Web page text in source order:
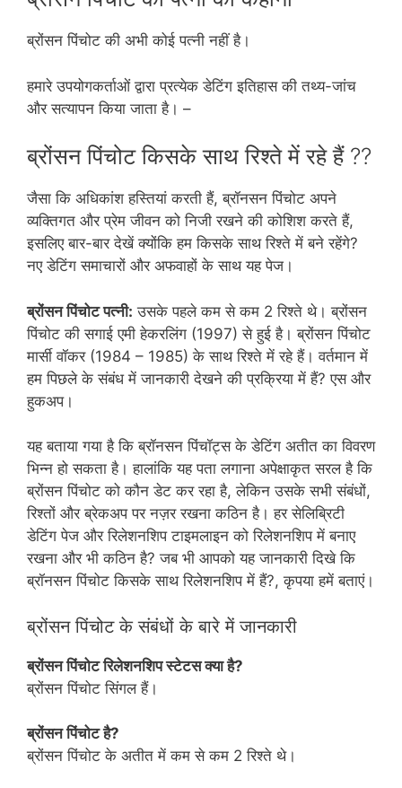
ब्रोंसन पिंचोट की अभी कोई पत्नी नहीं है।
हमारे उपयोगकर्ताओं द्वारा प्रत्येक डेटिंग इतिहास की तथ्य-जांच
और सत्यापन किया जाता है। –
ब्रोंसन पिंचोट किसके साथ रिश्ते में रहे हैं ??
जैसा कि अधिकांश हस्तियां करती हैं, ब्रॉनसन पिंचोट अपने
व्यक्तिगत और प्रेम जीवन को निजी रखने की कोशिश करते हैं,
इसलिए बार-बार देखें क्योंकि हम किसके साथ रिश्ते में बने रहेंगे?
नए डेटिंग समाचारों और अफवाहों के साथ यह पेज।
ब्रोंसन पिंचोट पत्नी: उसके पहले कम से कम 2 रिश्ते थे। ब्रोंसन
पिंचोट की सगाई एमी हेकरलिंग (1997) से हुई है। ब्रोंसन पिंचोट
मार्सी वॉकर (1984 – 1985) के साथ रिश्ते में रहे हैं। वर्तमान में
हम पिछले के संबंध में जानकारी देखने की प्रक्रिया में हैं? एस और
हुकअप।
यह बताया गया है कि ब्रॉनसन पिंचॉट्स के डेटिंग अतीत का विवरण
भिन्न हो सकता है। हालांकि यह पता लगाना अपेक्षाकृत सरल है कि
ब्रोंसन पिंचोट को कौन डेट कर रहा है, लेकिन उसके सभी संबंधों,
रिश्तों और ब्रेकअप पर नज़र रखना कठिन है। हर सेलिब्रिटी
डेटिंग पेज और रिलेशनशिप टाइमलाइन को रिलेशनशिप में बनाए
रखना और भी कठिन है? जब भी आपको यह जानकारी दिखे कि
ब्रॉनसन पिंचोट किसके साथ रिलेशनशिप में हैं?, कृपया हमें बताएं।
ब्रोंसन पिंचोट के संबंधों के बारे में जानकारी
ब्रोंसन पिंचोट रिलेशनशिप स्टेटस क्या है?
ब्रोंसन पिंचोट सिंगल हैं।
ब्रोंसन पिंचोट है?
ब्रोंसन पिंचोट के अतीत में कम से कम 2 रिश्ते थे।